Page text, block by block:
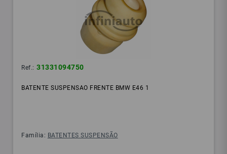
Ref.: 31331094750
BATENTE SUSPENSAO FRENTE BMW E46 1
Família: BATENTES SUSPENSÃO